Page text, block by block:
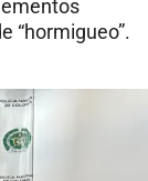
“hormigueo”.